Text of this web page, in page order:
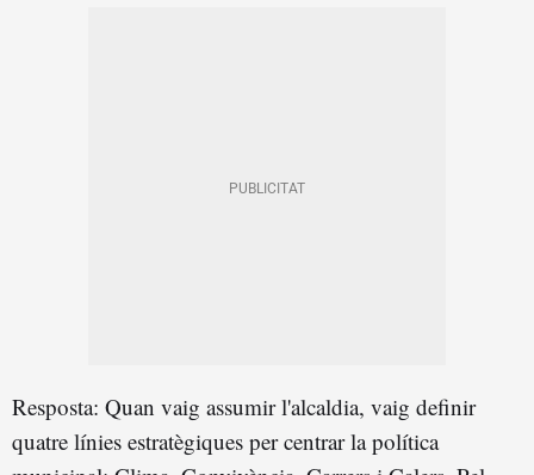
Resposta: Quan vaig assumir l'alcaldia, vaig definir
quatre línies estratègiques per centrar la política